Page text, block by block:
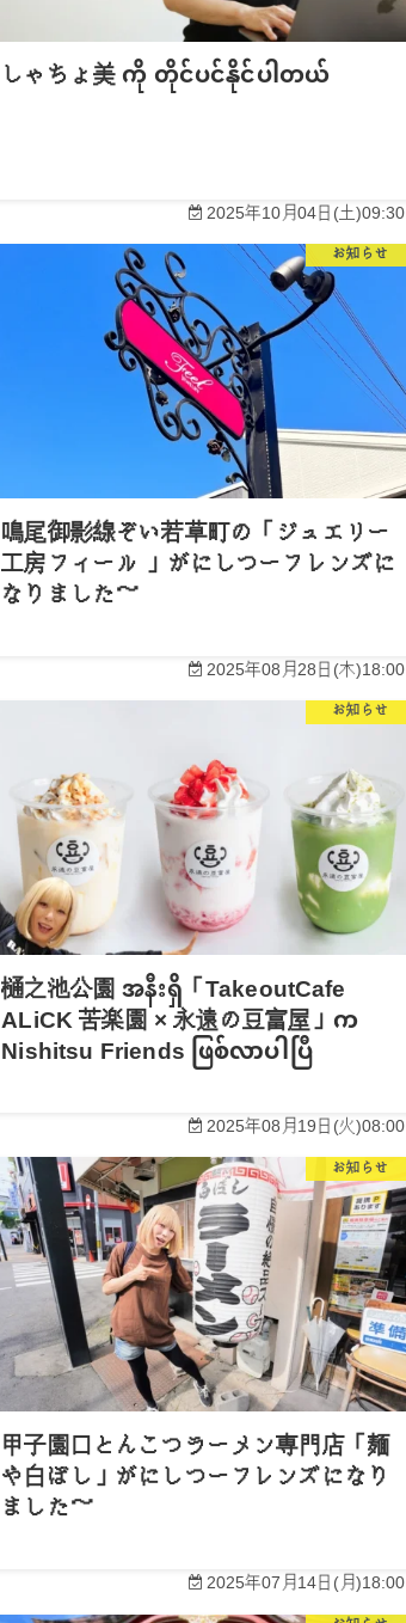
しゃちょ美 ကို တိုင်ပင်နိုင်ပါတယ်
2025年10月04日(土)09:30
お知らせ
鳴尾御影線ぞい若草町の「ジュエリー
工房フィール 」がにしつーフレンズに
なりました～
2025年08月28日(木)18:00
お知らせ
樋之池公園 အနီးရှိ「TakeoutCafe
ALiCK 苦楽園 × 永遠の豆富屋」က
Nishitsu Friends ဖြစ်လာပါပြီ
2025年08月19日(火)08:00
お知らせ
甲子園口とんこつラーメン専門店「麺
や白ぼし」がにしつーフレンズになり
ました～
2025年07月14日(月)18:00